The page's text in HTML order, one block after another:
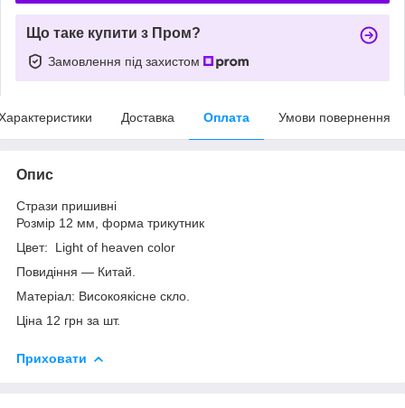
Що таке купити з Пром?
Замовлення під захистом
Доставка Оплата Умови повернення
Опис
Стрази пришивні
Розмір 12 мм, форма трикутник
Цвет: Light of heaven color
Повидіння — Китай.
Матеріал: Високоякісне скло.
Ціна 12 грн за шт.
Приховати